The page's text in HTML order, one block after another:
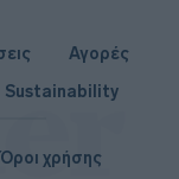
Αγορές
Sustainability
Όροι χρήσης